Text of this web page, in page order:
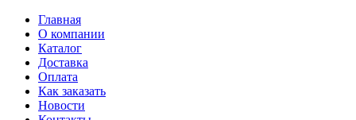
Главная
О компании
Каталог
Доставка
Оплата
Как заказать
Новости